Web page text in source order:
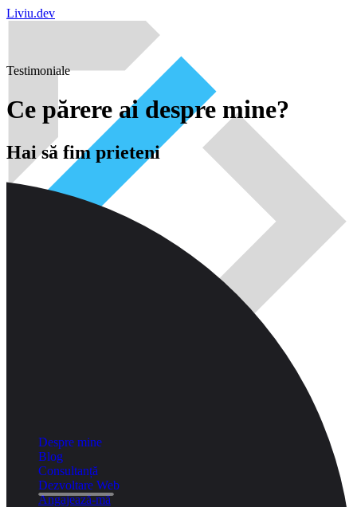
Liviu.dev
Despre mine
Blog
Consultanță
Dezvoltare Web
Angajează-mă
Testimoniale
Ce părere ai despre mine?
Hai să fim prieteni